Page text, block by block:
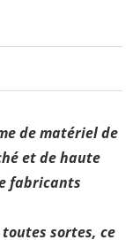
de matériel de
et de haute
fabricants
sortes, ce